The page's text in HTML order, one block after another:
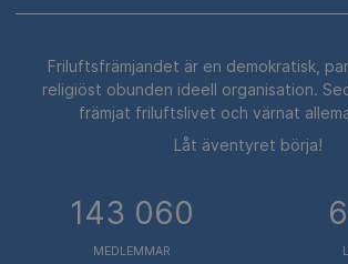
Friluftsfrämjandet är en demokratisk,
religiöst obunden ideell organisation.
främjat friluftslivet och värnat
Låt äventyret börja!
143 060
MEDLEMMAR